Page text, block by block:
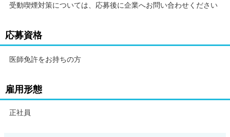
受動喫煙対策については、応募後に企業へお問い合わせください
応募資格
医師免許をお持ちの方
雇用形態
正社員